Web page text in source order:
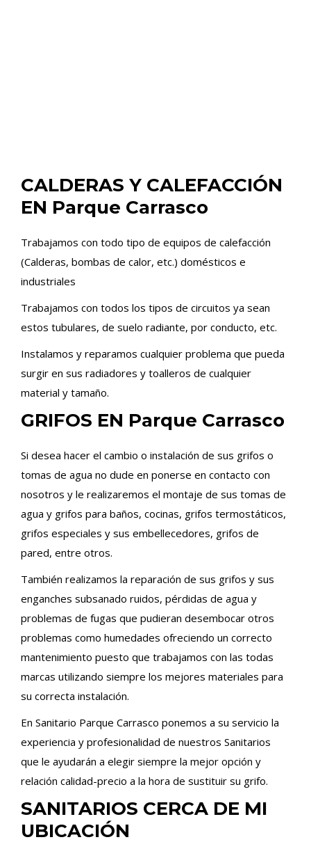
CALDERAS Y CALEFACCIÓN
EN Parque Carrasco
Trabajamos con todo tipo de equipos de calefacción
(Calderas, bombas de calor, etc.) domésticos e
industriales
Trabajamos con todos los tipos de circuitos ya sean
estos tubulares, de suelo radiante, por conducto, etc.
Instalamos y reparamos cualquier problema que pueda
surgir en sus radiadores y toalleros de cualquier
material y tamaño.
GRIFOS EN Parque Carrasco
Si desea hacer el cambio o instalación de sus grifos o
tomas de agua no dude en ponerse en contacto con
nosotros y le realizaremos el montaje de sus tomas de
agua y grifos para baños, cocinas, grifos termostáticos,
grifos especiales y sus embellecedores, grifos de
pared, entre otros.
También realizamos la reparación de sus grifos y sus
enganches subsanado ruidos, pérdidas de agua y
problemas de fugas que pudieran desembocar otros
problemas como humedades ofreciendo un correcto
mantenimiento puesto que trabajamos con las todas
marcas utilizando siempre los mejores materiales para
su correcta instalación.
En Sanitario Parque Carrasco ponemos a su servicio la
experiencia y profesionalidad de nuestros Sanitarios
que le ayudarán a elegir siempre la mejor opción y
relación calidad-precio a la hora de sustituir su grifo.
SANITARIOS CERCA DE MI
UBICACIÓN